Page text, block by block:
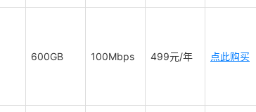
600GB 100Mbps 499元/年 点此购买